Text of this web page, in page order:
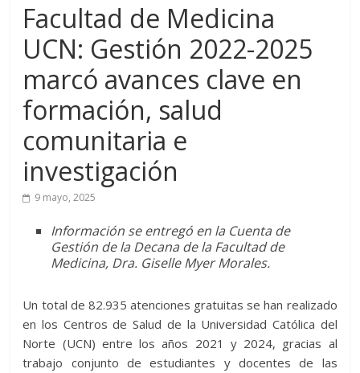
Facultad de Medicina
UCN: Gestión 2022-2025
marcó avances clave en
formación, salud
comunitaria e
investigación
9 mayo, 2025
Información se entregó en la Cuenta de
Gestión de la Decana de la Facultad de
Medicina, Dra. Giselle Myer Morales.
Un total de 82.935 atenciones gratuitas se han realizado
en los Centros de Salud de la Universidad Católica del
Norte (UCN) entre los años 2021 y 2024, gracias al
trabajo conjunto de estudiantes y docentes de las